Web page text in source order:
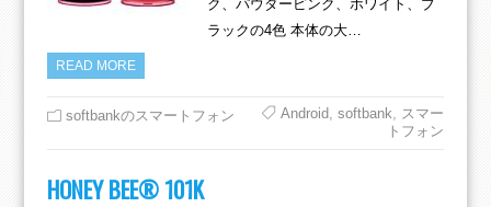
ク、パウダーピンク、ホワイト、ブ
ラックの4色 本体の大…
READ MORE
softbankのスマートフォン Android ,softbank
スマー
トフォン
HONEY BEE® 101K